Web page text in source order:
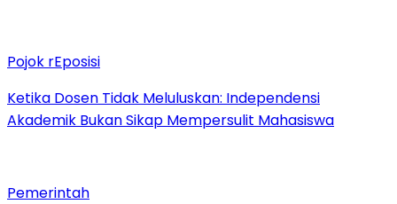
Pojok rEposisi
Ketika Dosen Tidak Meluluskan: Independensi
Akademik Bukan Sikap Mempersulit Mahasiswa
Pemerintah